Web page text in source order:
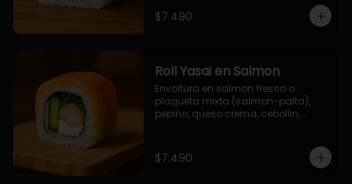
$7.490
Roll Yasai en Salmon
Envoltura en salmon fresco o
plaqueta mixta (salmon-palta),
pepino, queso crema, cebollin,
$7.490